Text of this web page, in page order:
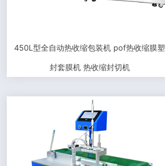
450L型全自动热收缩包装机 pof热收缩膜塑
封套膜机 热收缩封切机